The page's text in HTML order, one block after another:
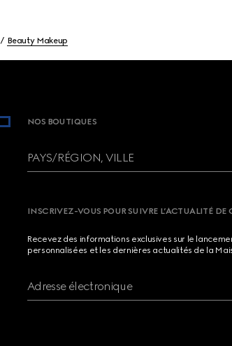
Beauty Makeup
NOS BOUTIQUES
PAYS/RÉGION, VILLE
INSCRIVEZ-VOUS POUR SUIVRE L’ACTUALITÉ DE
Recevez des informations exclusives sur le
personnalisées et les dernières actualités de la
Adresse électronique